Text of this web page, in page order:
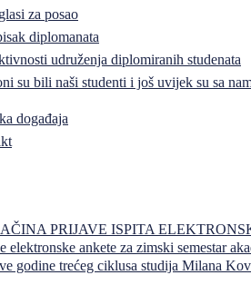
za posao
diplomanata
udruženja diplomiranih studenata
su bili naši studenti i još uvijek su sa
događaja
PRIJAVE ISPITA
elektronske ankete za zimski semestar
godine trećeg ciklusa studija Milana